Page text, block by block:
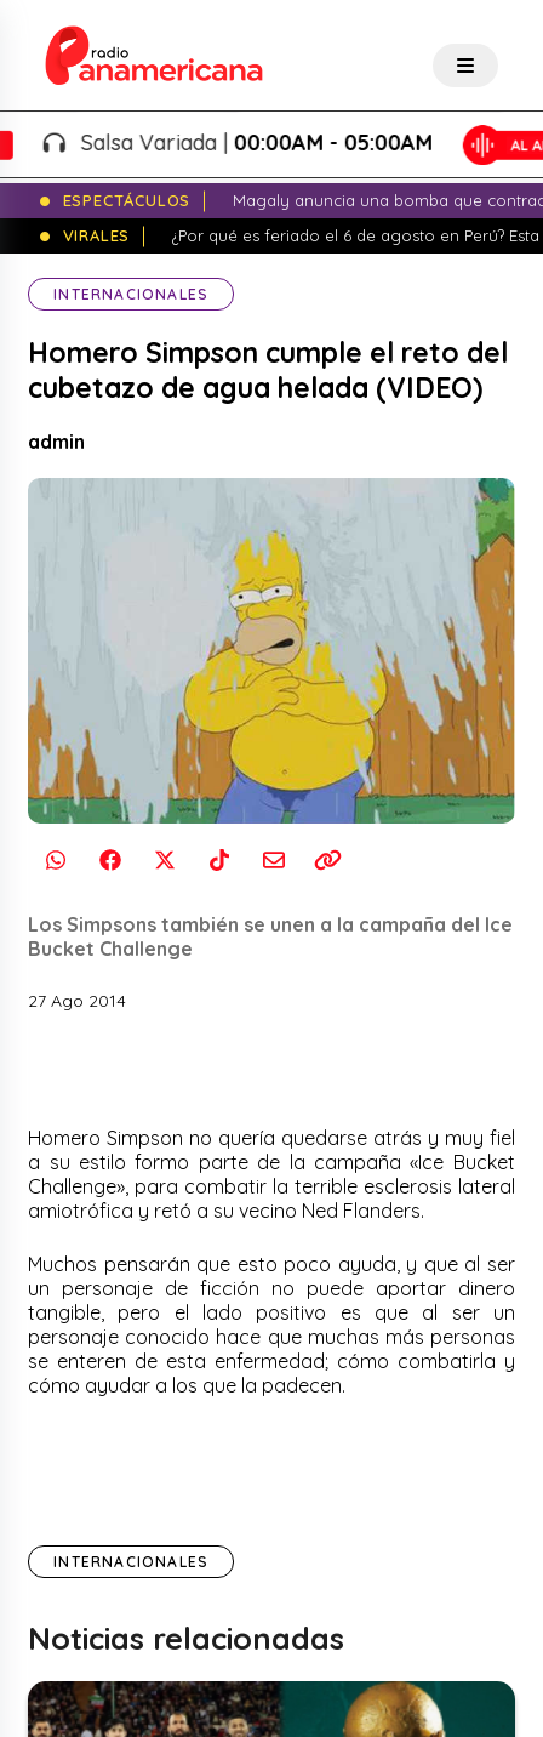
Salsa Variada |00:00AM - 05:00AM
ESPECTÁCULOS
Magaly anuncia una bomba que
VIRALES
¿Por qué es feriado el 6 de agosto en Perú?
INTERNACIONALES
Homero Simpson cumple el reto del
cubetazo de agua helada (VIDEO)
admin
Los Simpsons también se unen a la campaña del Ice
Bucket Challenge
27 Ago 2014
Homero Simpson no quería quedarse atrás y muy fiel
a su estilo formo parte de la campaña «Ice Bucket
Challenge», para combatir la terrible esclerosis lateral
amiotrófica y retó a su vecino Ned Flanders.
Muchos pensarán que esto poco ayuda, y que al ser
un personaje de ficción no puede aportar dinero
tangible, pero el lado positivo es que al ser un
personaje conocido hace que muchas más personas
se enteren de esta enfermedad; cómo combatirla y
cómo ayudar a los que la padecen.
INTERNACIONALES
Noticias relacionadas